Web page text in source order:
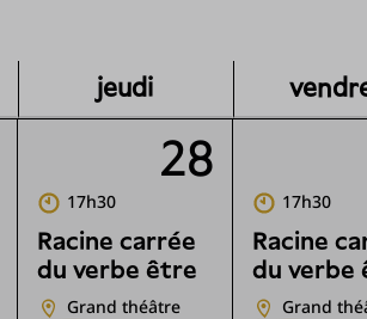
jeudi
28
17h30
Racine carrée
du verbe être
Grand théâtre
17h30
Racine
du verbe
Grand